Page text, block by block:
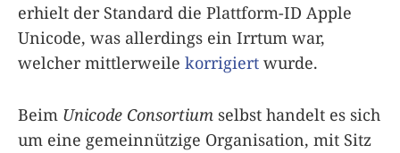
erhielt der Standard die Plattform-ID Apple
Unicode, was allerdings ein Irrtum war,
welcher mittlerweile korrigiert wurde.
Beim Unicode Consortium selbst handelt es sich
um eine gemeinnützige Organisation, mit Sitz